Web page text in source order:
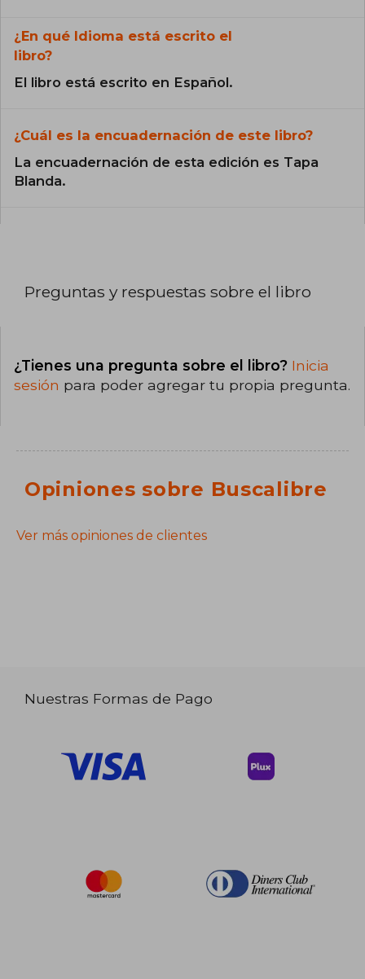
¿En qué Idioma está escrito el
libro?
El libro está escrito en Español.
¿Cuál es la encuadernación de este libro?
La encuadernación de esta edición es Tapa
Blanda.
Preguntas y respuestas sobre el libro
¿Tienes una pregunta sobre el libro? Inicia
sesión para poder agregar tu propia pregunta.
Opiniones sobre Buscalibre
Ver más opiniones de clientes
Nuestras Formas de Pago